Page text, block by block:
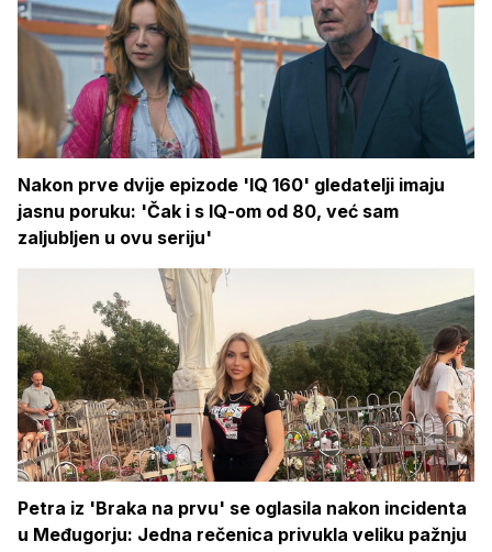
Nakon prve dvije epizode 'IQ 160' gledatelji imaju
jasnu poruku: 'Čak i s IQ-om od 80, već sam
zaljubljen u ovu seriju'
Petra iz 'Braka na prvu' se oglasila nakon incidenta
u Međugorju: Jedna rečenica privukla veliku pažnju